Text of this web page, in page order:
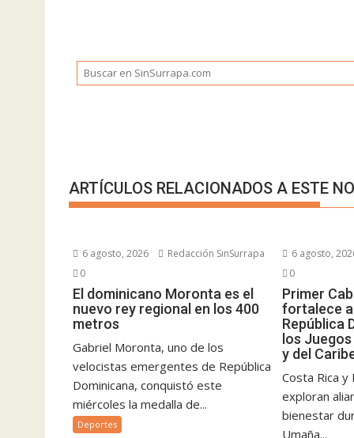
ARTÍCULOS RELACIONADOS A ESTE
6 agosto, 2026
Redacción SinSurrapa
0
El dominicano Moronta es el
nuevo rey regional en los 400
metros
Gabriel Moronta, uno de los
velocistas emergentes de República
Dominicana, conquistó este
miércoles la medalla de...
Deportes
6 agosto,
0
Primer
fortalece
República
los
y del
Costa Rica y
exploran
bienestar
Umaña...